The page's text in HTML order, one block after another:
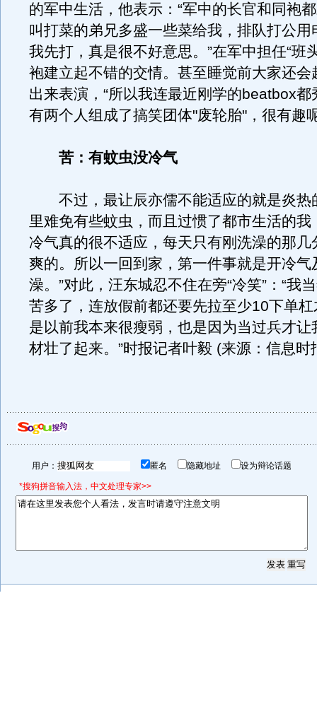
的军中生活，他表示：“军中的长官和同袍
叫打菜的弟兄多盛一些菜给我，排队打公用
我先打，真是很不好意思。”在军中担任“班
袍建立起不错的交情。甚至睡觉前大家还会
出来表演，“所以我连最近刚学的beatbox都
有两个人组成了搞笑团体"废轮胎"，很有趣
苦：有蚊虫没冷气
不过，最让辰亦儒不能适应的就是炎热
里难免有些蚊虫，而且过惯了都市生活的我
冷气真的很不适应，每天只有刚洗澡的那几
爽的。所以一回到家，第一件事就是开冷气
澡。”对此，汪东城忍不住在旁“冷笑”：“我
苦多了，连放假前都还要先拉至少10下单
是以前我本来很瘦弱，也是因为当过兵才让
材壮了起来。”时报记者叶毅 (来源：信息时
用户： 匿名 隐藏地址 设为辩论话题
*搜狗拼音输入法，中文处理专家>>